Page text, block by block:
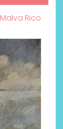
Malva Rico